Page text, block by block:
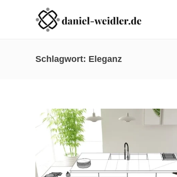
Schlagwort: Eleganz